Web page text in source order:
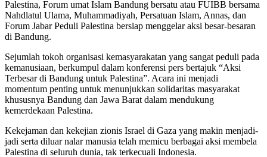
Palestina, Forum umat Islam Bandung bersatu atau FUIBB bersama
Nahdlatul Ulama, Muhammadiyah, Persatuan Islam, Annas, dan
Forum Jabar Peduli Palestina bersiap menggelar aksi besar-besaran
di Bandung.
Sejumlah tokoh organisasi kemasyarakatan yang sangat peduli pada
kemanusiaan, berkumpul dalam konferensi pers bertajuk “Aksi
Terbesar di Bandung untuk Palestina”. Acara ini menjadi
momentum penting untuk menunjukkan solidaritas masyarakat
khususnya Bandung dan Jawa Barat dalam mendukung
kemerdekaan Palestina.
Kekejaman dan kekejian zionis Israel di Gaza yang makin menjadi-
jadi serta diluar nalar manusia telah memicu berbagai aksi membela
Palestina di seluruh dunia, tak terkecuali Indonesia.